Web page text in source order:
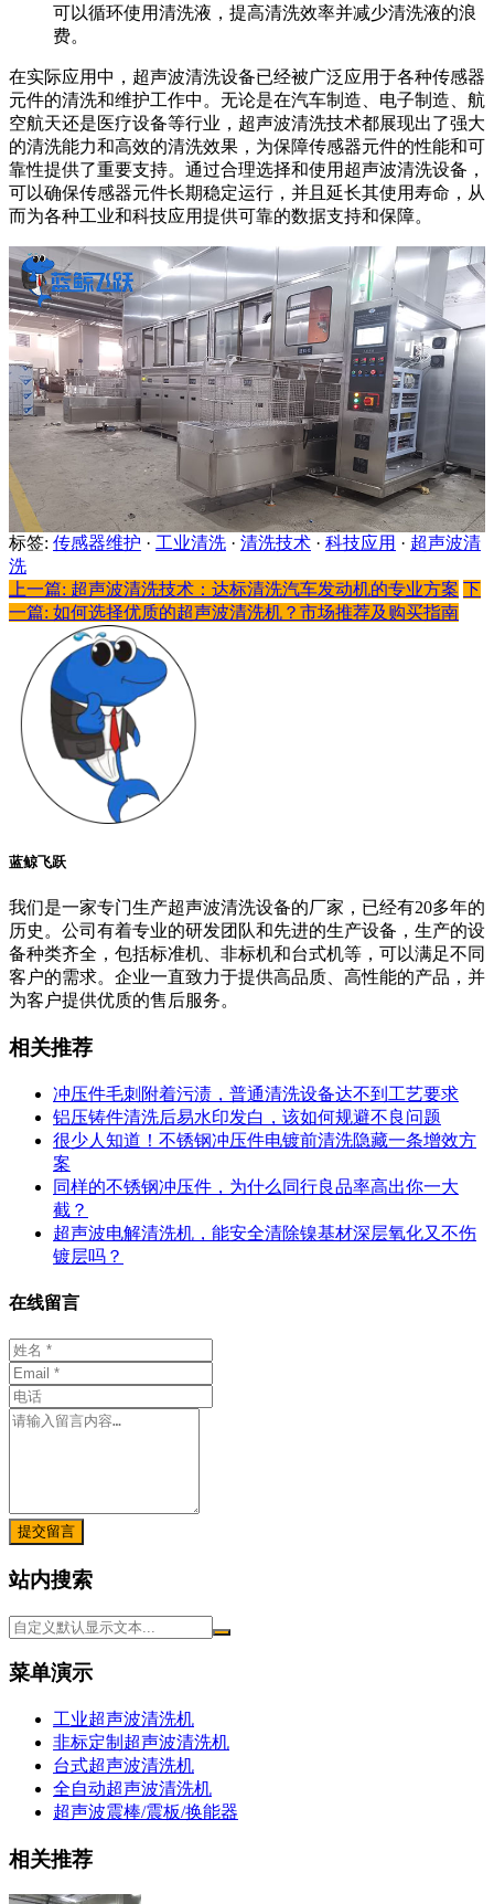
可以循环使用清洗液，提高清洗效率并减少清洗液的浪
费。
在实际应用中，超声波清洗设备已经被广泛应用于各种传感器
元件的清洗和维护工作中。无论是在汽车制造、电子制造、航
空航天还是医疗设备等行业，超声波清洗技术都展现出了强大
的清洗能力和高效的清洗效果，为保障传感器元件的性能和可
靠性提供了重要支持。通过合理选择和使用超声波清洗设备，
可以确保传感器元件长期稳定运行，并且延长其使用寿命，从
而为各种工业和科技应用提供可靠的数据支持和保障。
标签: 传感器维护 · 工业清洗 · 清洗技术 · 科技应用 · 超声波清
洗
上一篇: 超声波清洗技术：达标清洗汽车发动机的专业方案 下
一篇: 如何选择优质的超声波清洗机？市场推荐及购买指南
蓝鲸飞跃
我们是一家专门生产超声波清洗设备的厂家，已经有20多年的
历史。公司有着专业的研发团队和先进的生产设备，生产的设
备种类齐全，包括标准机、非标机和台式机等，可以满足不同
客户的需求。企业一直致力于提供高品质、高性能的产品，并
为客户提供优质的售后服务。
相关推荐
冲压件毛刺附着污渍，普通清洗设备达不到工艺要求
铝压铸件清洗后易水印发白，该如何规避不良问题
很少人知道！不锈钢冲压件电镀前清洗隐藏一条增效方
案
同样的不锈钢冲压件，为什么同行良品率高出你一大
截？
超声波电解清洗机，能安全清除镍基材深层氧化又不伤
镀层吗？
在线留言
提交留言
站内搜索
菜单演示
工业超声波清洗机
非标定制超声波清洗机
台式超声波清洗机
全自动超声波清洗机
超声波震棒/震板/换能器
相关推荐